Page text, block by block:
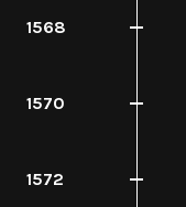
1568
1570
1572